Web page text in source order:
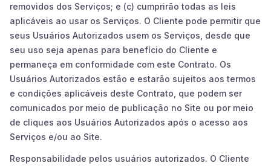
removidos dos Serviços; e (c) cumprirão todas as leis
aplicáveis ao usar os Serviços. O Cliente pode permitir que
seus Usuários Autorizados usem os Serviços, desde que
seu uso seja apenas para benefício do Cliente e
permaneça em conformidade com este Contrato. Os
Usuários Autorizados estão e estarão sujeitos aos termos
e condições aplicáveis deste Contrato, que podem ser
comunicados por meio de publicação no Site ou por meio
de cliques aos Usuários Autorizados após o acesso aos
Serviços e/ou ao Site.
Responsabilidade pelos usuários autorizados. O Cliente